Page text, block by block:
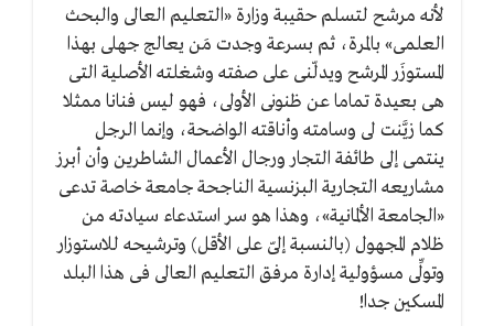
لأنه مرشح لتسلم حقيبة وزارة «التعليم العالى والبحث
العلمى» بالمرة، ثم بسرعة وجدت مَن يعالج جهلى بهذا
المستوزَر المرشح ويدلّنى على صفته وشغلته الأصلية التى
هى بعيدة تماما عن ظنونى الأولى، فهو ليس فنانا ممثلا
كما زيَّنت لى وسامته وأناقته الواضحة، وإنما الرجل
ينتمى إلى طائفة التجار ورجال الأعمال الشاطرين وأن أبرز
مشاريعه التجارية البزنسية الناجحة جامعة خاصة تدعى
«الجامعة الألمانية»، وهذا هو سر استدعاء سيادته من
ظلام المجهول (بالنسبة إلىّ على الأقل) وترشيحه للاستوزار
وتولِّى مسؤولية إدارة مرفق التعليم العالى فى هذا البلد
المسكين جدا!